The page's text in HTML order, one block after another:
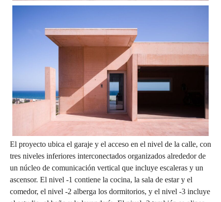
El proyecto ubica el garaje y el acceso en el nivel de la calle, con
tres niveles inferiores interconectados organizados alrededor de
un núcleo de comunicación vertical que incluye escaleras y un
ascensor. El nivel -1 contiene la cocina, la sala de estar y el
comedor, el nivel -2 alberga los dormitorios, y el nivel -3 incluye